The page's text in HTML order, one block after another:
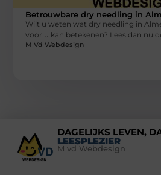
Betrouwbare dry needling in
Wilt u weten wat dry needling in
voor u kan betekenen? Lees dan nu
M Vd Webdesign
DAGELIJKS LEVEN,
LEESPLEZIER
M vd Webdesign